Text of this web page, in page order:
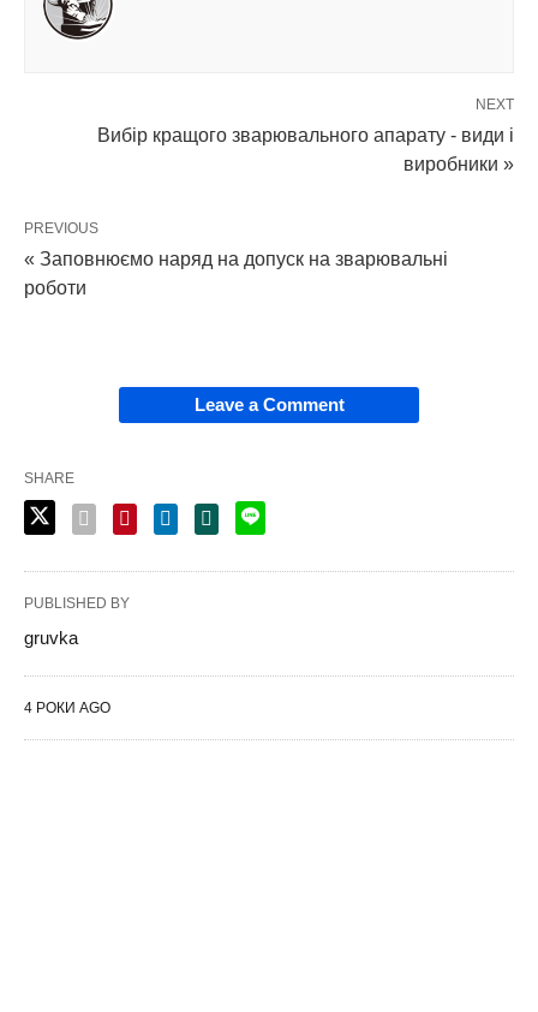
NEXT
Вибір кращого зварювального апарату - види і
виробники »
PREVIOUS
« Заповнюємо наряд на допуск на зварювальні
роботи
Leave a Comment
SHARE
PUBLISHED BY
gruvka
4 РОКИ AGO